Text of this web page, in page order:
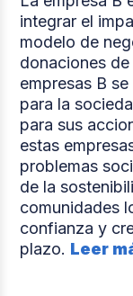
integrar el
modelo de
donaciones
empresas B
para la
para sus
estas
problemas
de la
comunidades
confianza y
plazo. Leer